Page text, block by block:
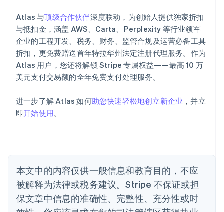
Atlas 与顶级合作伙伴深度联动，为创始人提供独家折扣
与抵扣金，涵盖 AWS、Carta、Perplexity 等行业领军
企业的工程开发、税务、财务、监管合规及运营必备工具
折扣，更免费赠送首年特拉华州法定注册代理服务。作为
Atlas 用户，您还将解锁 Stripe 专属权益——最高 10 万
美元支付交易额的全年免费支付处理服务。
进一步了解 Atlas 如何助您快速轻松地创立新企业 ，并立
即开始使用。
本文中的内容仅供一般信息和教育目的，不应
被解释为法律或税务建议。Stripe 不保证或担
保文章中信息的准确性、完整性、充分性或时
爱尔兰
English
爱沙尼亚
English
奥地利
Deutsch English
澳大利亚
巴西
Português
保加利亚
English
丹麦
English
德国
DeutschEnglish